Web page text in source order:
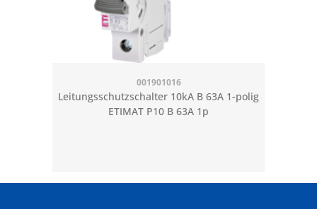
001901016
Leitungsschutzschalter 10kA B 63A 1-polig
ETIMAT P10 B 63A 1p